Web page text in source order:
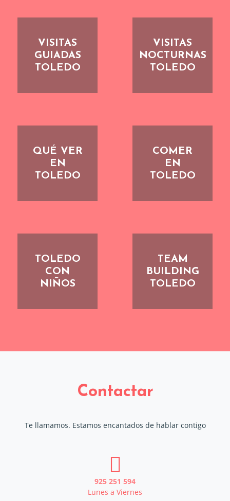
VISITAS
GUIADAS
TOLEDO
VISITAS
NOCTURNAS
TOLEDO
QUÉ VER
EN
TOLEDO
COMER
EN
TOLEDO
TOLEDO
CON
NIÑOS
TEAM
BUILDING
TOLEDO
Contactar
Te llamamos. Estamos encantados de hablar contigo
925 251 594
Lunes a Viernes